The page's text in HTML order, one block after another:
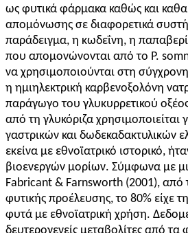
ως φυτικά φάρμακα καθώς και
απομόνωσης σε διαφορετικά
παράδειγμα, η κωδεΐνη, η
που απομονώνονται από το P.
να χρησιμοποιούνται στη
η ημιηλεκτρική καρβενοξολόνη
παράγωγο του γλυκυρρετικού
από τη γλυκόριζα χρησιμοποιείται
γαστρικών και δωδεκαδακτυλικών
εκείνα με εθνοϊατρικό ιστορικό,
βιοενεργών μορίων. Σύμφωνα με
Fabricant & Farnsworth (2001), από
φυτικής προέλευσης, το 80% είχε
φυτά με εθνοϊατρική χρήση.